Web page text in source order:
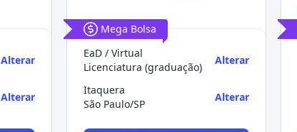
Alterar
Alterar
Mega Bolsa
EaD / Virtual
Licenciatura (graduação)
Alterar
Itaquera
São Paulo/SP
Alterar